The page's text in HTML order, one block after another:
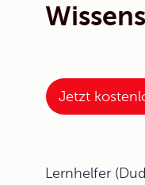
Jetzt
Lernhelfer